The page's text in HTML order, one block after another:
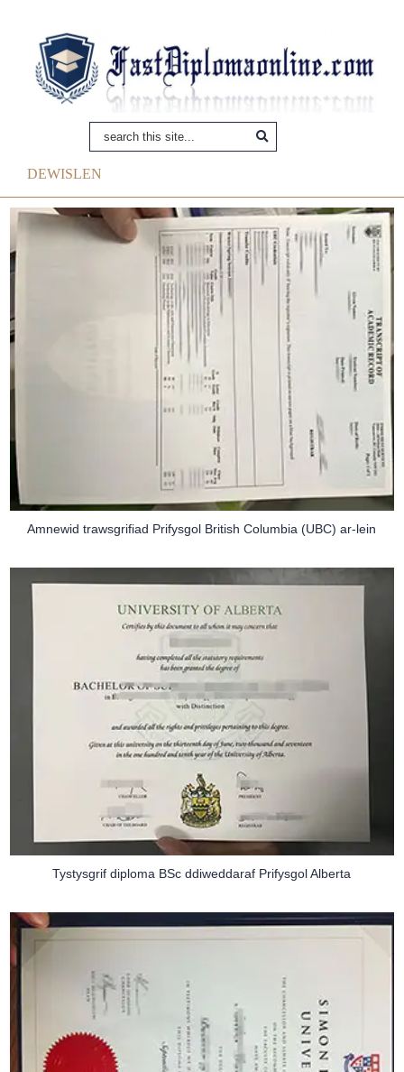
DEWISLEN
Amnewid trawsgrifiad Prifysgol British Columbia (UBC) ar-lein
Tystysgrif diploma BSc ddiweddaraf Prifysgol Alberta